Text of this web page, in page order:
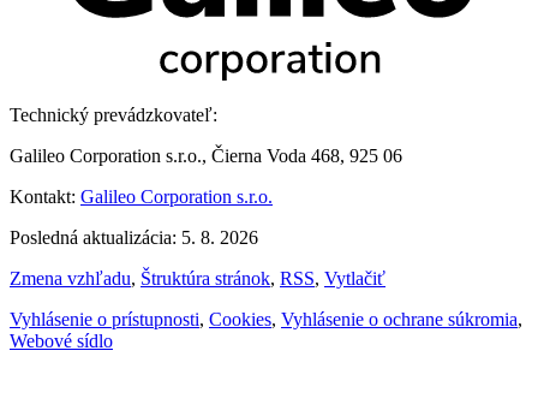
Technický prevádzkovateľ:
Galileo Corporation s.r.o., Čierna Voda 468, 925 06
Kontakt: Galileo Corporation s.r.o.
Posledná aktualizácia: 5. 8. 2026
Zmena vzhľadu, Štruktúra stránok, RSS, Vytlačiť
Vyhlásenie o prístupnosti, Cookies, Vyhlásenie o ochrane súkromia,
Webové sídlo